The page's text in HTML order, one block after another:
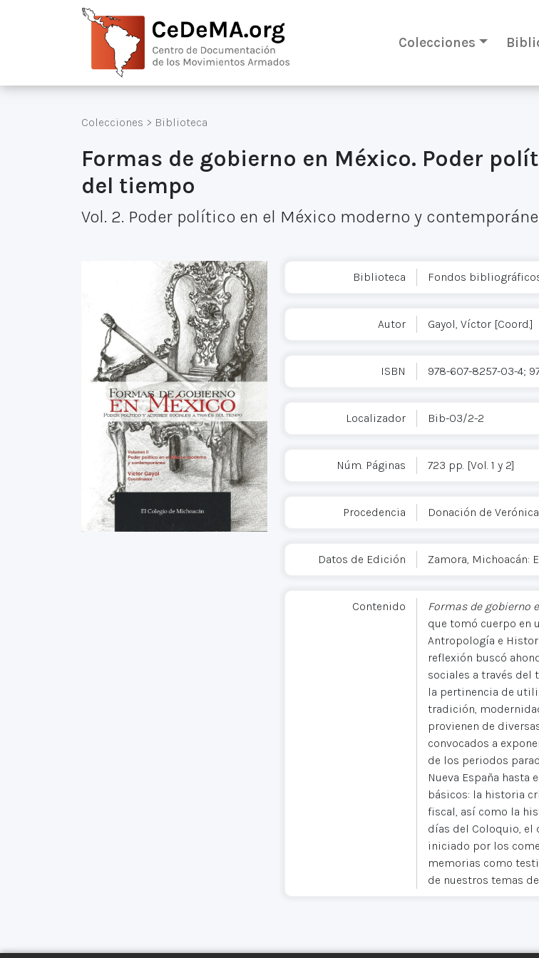
Colecciones
Colecciones > Biblioteca
Formas de gobierno en México. Poder
del tiempo
Vol. 2. Poder político en el México moderno y
Biblioteca Fondos
Autor Gayol, Víctor [Coord.]
ISBN 978-607-8257-03-4;
Localizador Bib-03/2-2
Núm. Páginas 723 pp. [Vol. 1 y 2]
Procedencia Donación de
Datos de Edición Zamora, Michoacán:
Contenido Formas de gobierno
que tomó cuerpo en
Antropología e
reflexión buscó
sociales a través del
la pertinencia de
tradición,
provienen de
convocados a
de los periodos
Nueva España
básicos: la historia
fiscal, así como la
días del Coloquio, el
iniciado por los
memorias como
de nuestros temas